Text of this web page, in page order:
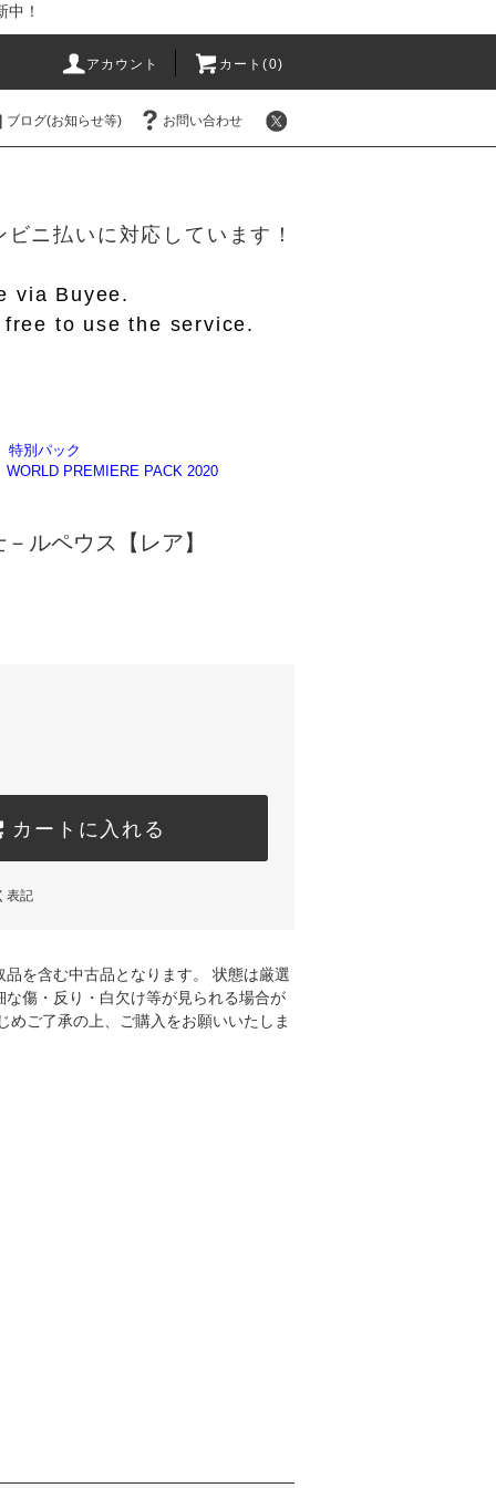
！
アカウント カート(0)
ブログ(お知らせ等) お問い合わせ
ニ払いに対応しています！
via Buyee.
to use the service.
特別パック
WORLD PREMIERE PACK 2020
ルペウス【レア】
カートに入れる
表記
を含む中古品となります。 状態は厳選
な傷・反り・白欠け等が見られる場合が
めご了承の上、ご購入をお願いいたしま